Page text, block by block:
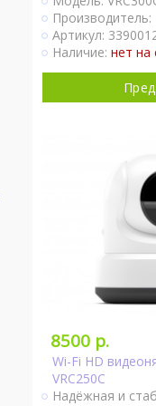
комплекте.
Крепление к
Двухсторонняя
Непрерывный
Датчик
Поворот
Может
Крепление на
Ночное видение.
1 камера в
Производитель:
Артикул:
Наличие:нет на
8500 р.
Wi-Fi HD
VRC250C
Надёжная и